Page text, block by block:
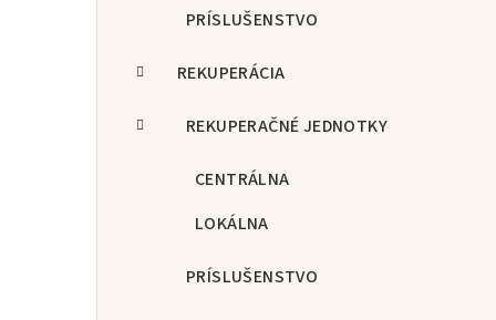
PRÍSLUŠENSTVO
REKUPERÁCIA
REKUPERAČNÉ JEDNOTKY
CENTRÁLNA
LOKÁLNA
PRÍSLUŠENSTVO